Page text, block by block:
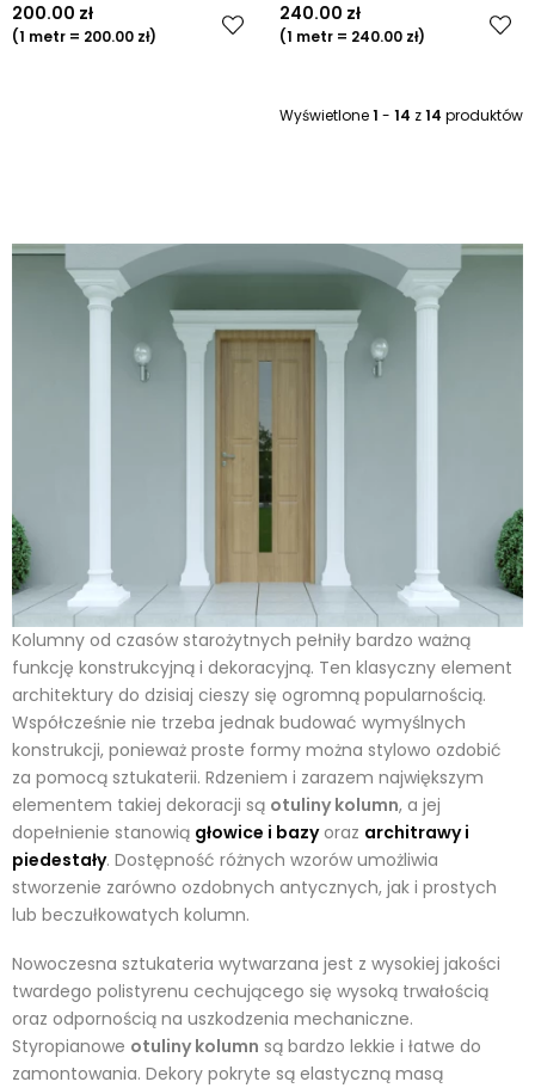
200.00 zł
(1 metr = 200.00 zł)
240.00 zł
(1 metr = 240.00 zł)
Wyświetlone1 - 14 z14 produktów
Kolumny od czasów starożytnych pełniły bardzo ważną
funkcję konstrukcyjną i dekoracyjną. Ten klasyczny element
architektury do dzisiaj cieszy się ogromną popularnością.
Współcześnie nie trzeba jednak budować wymyślnych
konstrukcji, ponieważ proste formy można stylowo ozdobić
za pomocą sztukaterii. Rdzeniem i zarazem największym
elementem takiej dekoracji są otuliny kolumn, a jej
dopełnienie stanowią głowice i bazyoraz architrawy i
piedestały. Dostępność różnych wzorów umożliwia
stworzenie zarówno ozdobnych antycznych, jak i prostych
lub beczułkowatych kolumn.
Nowoczesna sztukateria wytwarzana jest z wysokiej jakości
twardego polistyrenu cechującego się wysoką trwałością
oraz odpornością na uszkodzenia mechaniczne.
Styropianowe otuliny kolumn są bardzo lekkie i łatwe do
zamontowania. Dekory pokryte są elastyczną masą